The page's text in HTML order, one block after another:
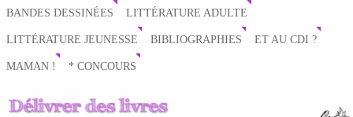
BANDES DESSINÉES LITTÉRATURE ADULTE
LITTÉRATURE JEUNESSE BIBLIOGRAPHIES ET AU CDI ?
MAMAN ! * CONCOURS